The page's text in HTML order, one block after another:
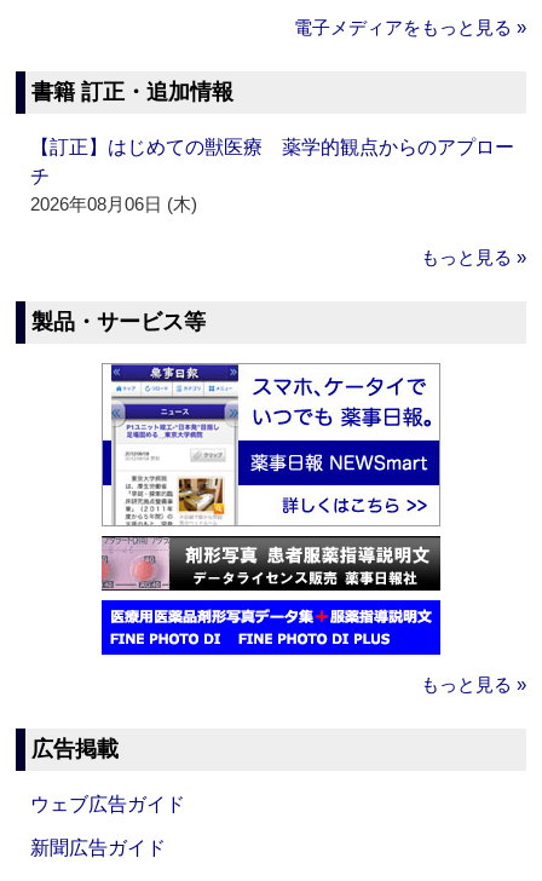
電子メディアをもっと見る »
書籍 訂正・追加情報
【訂正】はじめての獣医療 薬学的観点からのアプロー
チ
2026年08月06日 (木)
もっと見る »
製品・サービス等
もっと見る »
広告掲載
ウェブ広告ガイド
新聞広告ガイド